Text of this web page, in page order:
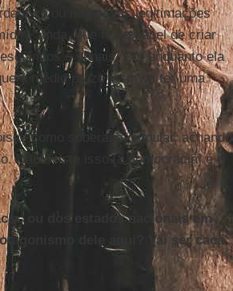
ou não essas legitimações
ainda, que fez o papel de criar
e venais. Por enquanto ela
a médio prazo isso vai ter uma
como soberania popular, achando
Não existe isso [a democracia] é o
ou dos estados nacionais em
dele aqui? Vai ser caça